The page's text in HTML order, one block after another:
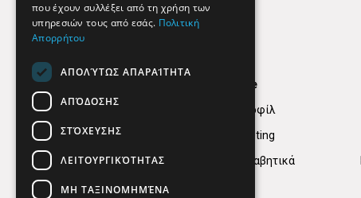
Find Here
Εταιρικό Προφίλ
Digital marketing
Κατηγορίες Αλφαβητικά
που έχουν συλλέξει από τη χρήση των
υπηρεσιών τους από εσάς. Πολιτική
Απορρήτου
ΑΠΟΛΎΤΩΣ ΑΠΑΡΑΊΤΗΤΑ
ΑΠΌΔΟΣΗΣ
ΣΤΌΧΕΥΣΗΣ
ΛΕΙΤΟΥΡΓΙΚΌΤΗΤΑΣ
ΜΗ ΤΑΞΙΝΟΜΗΜΈΝΑ